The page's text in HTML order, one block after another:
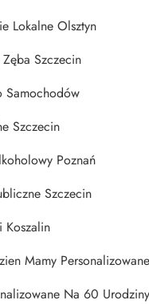
Lokalne Olsztyn
Szczecin
Samochodów
Szczecin
Poznań
Szczecin
Koszalin
Mamy Personalizowane
Na 60 Urodziny